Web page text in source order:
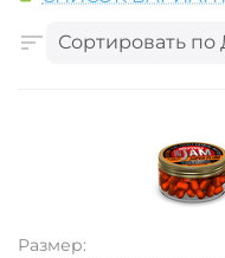
Сортировать по
Размер: